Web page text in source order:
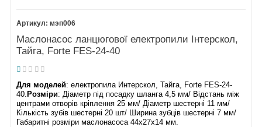
мэп006
Маслонасос ланцюгової електропили Інтерскол,
Тайга, Forte FES-24-40
Для моделей: електропила Интерскол, Тайга, Forte FES-24-
40. Розміри: Діаметр під посадку шланга 4,5 мм/ Відстань між
центрами отворів кріплення 25 мм/ Діаметр шестерні 11 мм/
Кількість зубів шестерні 20 шт/ Ширина зубців шестерні 7 мм/
Габаритні розміри маслонасоса 44х27х14 мм.